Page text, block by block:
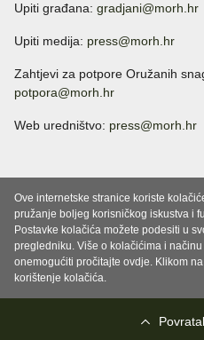
Upiti građana: gradjani@morh.hr
Upiti medija: press@morh.hr
Zahtjevi za potpore Oružanih
potpora@morh.hr
Web uredništvo: press@morh.hr
Ove internetske stranice koriste
pružanje boljeg korisničkog iskustva i
Postavke kolačića možete podesiti u
pregledniku. Više o kolačićima i
onemogućiti pročitajte ovdje. Klikom na
korištenje kolačića.